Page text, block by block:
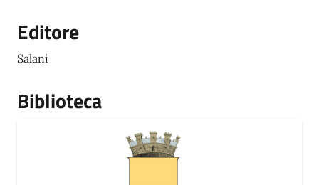
Editore
Salani
Biblioteca